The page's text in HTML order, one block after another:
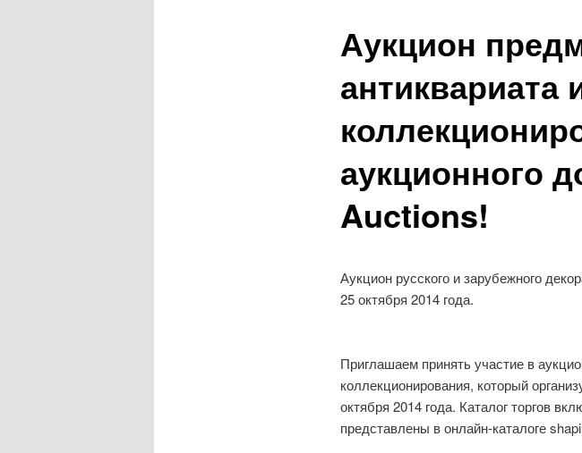
Аукцион
антиквариата
аукционного
Auctions!
Аукцион русского и зарубежного
25 октября 2014 года.
Приглашаем принять участие в
коллекционирования, который
октября 2014 года. Каталог торгов
представлены в онлайн-каталоге